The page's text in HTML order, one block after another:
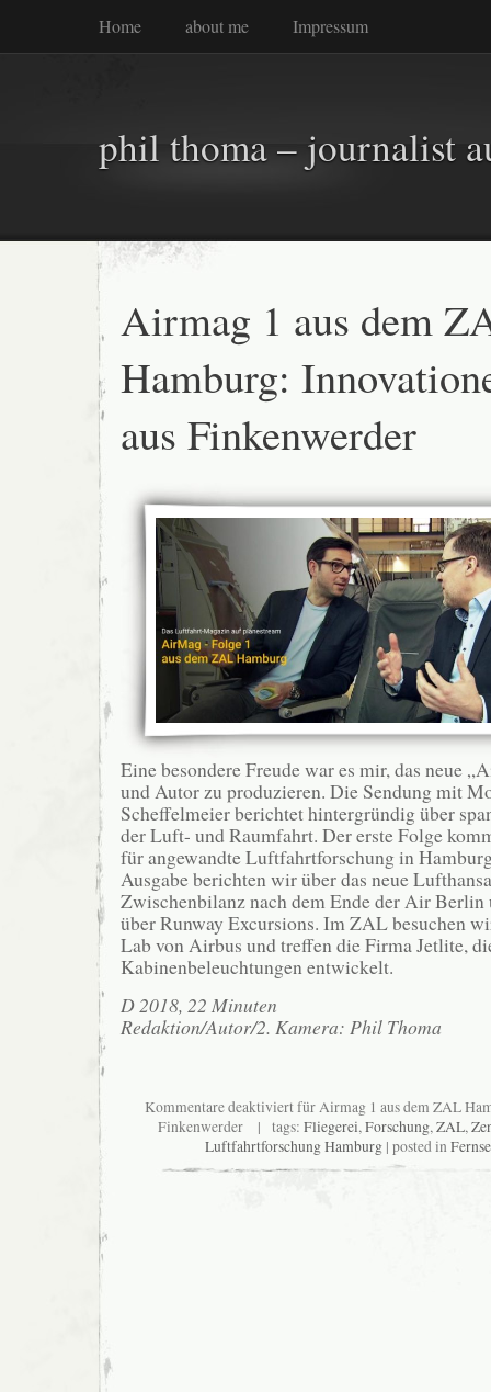
Home about me Impressum
phil thoma – journalist
Airmag 1 aus dem
Hamburg:
aus Finkenwerder
Eine besondere Freude war es mir, das neue
und Autor zu produzieren. Die Sendung mit
Scheffelmeier berichtet hintergründig über
der Luft- und Raumfahrt. Der erste Folge
für angewandte Luftfahrtforschung in
Ausgabe berichten wir über das neue
Zwischenbilanz nach dem Ende der Air
über Runway Excursions. Im ZAL besuchen
Lab von Airbus und treffen die Firma Jetlite,
Kabinenbeleuchtungen entwickelt.
D 2018, 22 Minuten
Redaktion/Autor/2. Kamera: Phil Thoma
Kommentare deaktiviertfür Airmag 1 aus dem ZAL
Finkenwerder| tags: Fliegerei,Forschung,ZAL,
Luftfahrtforschung Hamburg| posted in